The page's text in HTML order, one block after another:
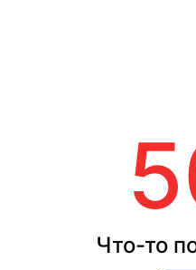
Что-то